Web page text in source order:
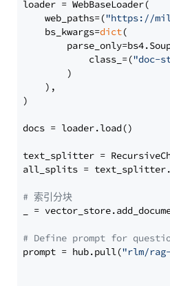
loader = WebBaseLoader(
    web_paths=(
"https://
    bs_kwargs=
dict(
            class_=(
"doc-
        )
    ),
)
docs = loader.load()
text_splitter =
all_splits =
# 索引分块
_ =
# Define prompt for
prompt = hub.pull("rlm/